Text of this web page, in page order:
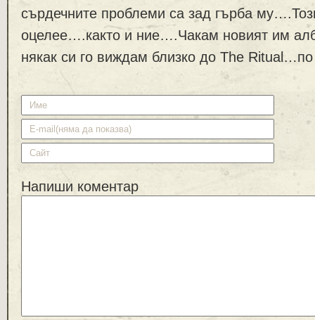
сърдечните проблеми са зад гърба
оцелее….както и ние….Чакам новият им
някак си го виждам близко до The
Напиши коментар